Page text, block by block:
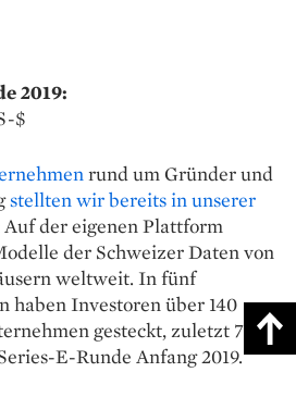
2019:
$
rund um Gründer und
stellten wir bereits in unserer
Auf der eigenen Plattform
der Schweizer Daten von
weltweit. In fünf
haben Investoren über 140
gesteckt, zuletzt 77
E-Runde Anfang 2019.